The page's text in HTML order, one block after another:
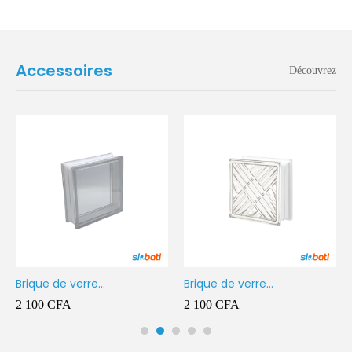
Accessoires Découvrez
Brique de verre
190X190X80MM Transparent
2 100 CFA
Brique de verre
190X190X80MM CROSS
2 100 CFA